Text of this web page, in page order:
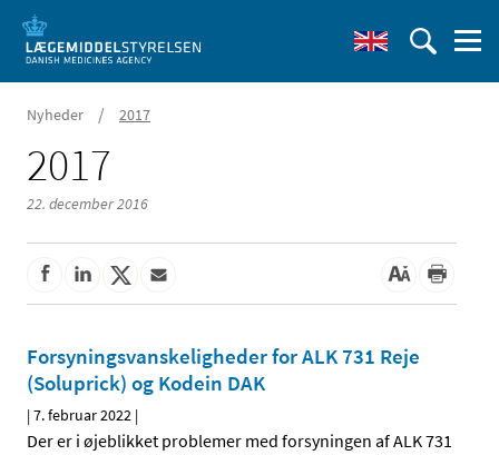
Nyheder / 2017
2017
22. december 2016
Forsyningsvanskeligheder for ALK 731 Reje
(Soluprick) og Kodein DAK
|7. februar 2022 |
Der er i øjeblikket problemer med forsyningen af ALK 731